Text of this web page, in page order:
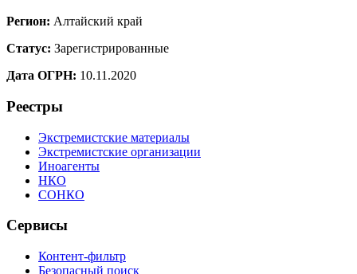
Регион: Алтайский край
Статус: Зарегистрированные
Дата ОГРН: 10.11.2020
Реестры
Экстремистские материалы
Экстремистские организации
Иноагенты
НКО
СОНКО
Сервисы
Контент-фильтр
Безопасный поиск